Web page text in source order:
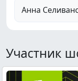
Анна
Участник